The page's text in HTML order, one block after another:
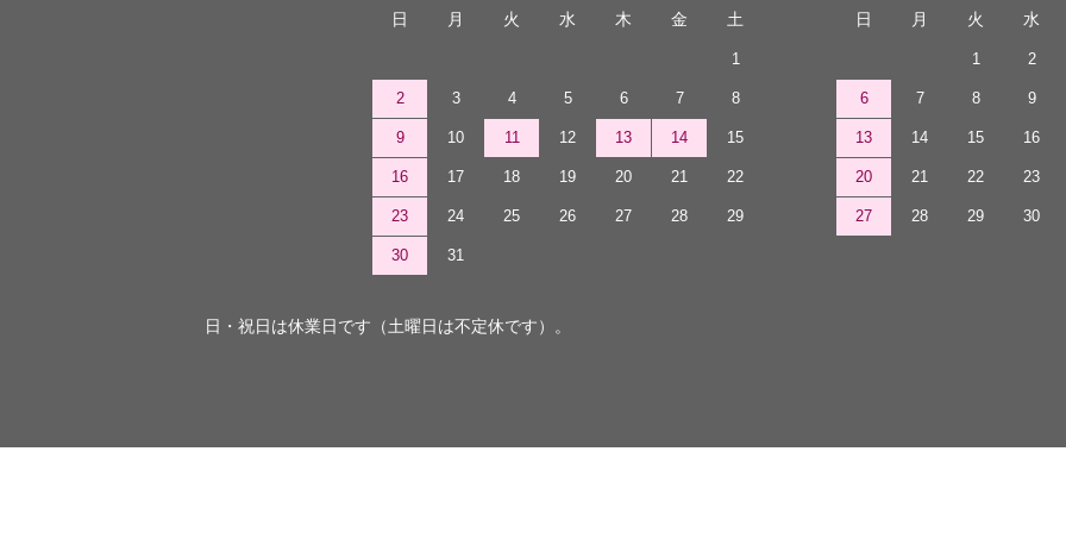
日 月 火 水 木 金 土
1
2 3 4 5 6 7 8
9 10 11 12 13 14 15
16 17 18 19 20 21 22
23 24 25 26 27 28 29
30 31
日 月 火 水
1 2
6 7 8 9
13 14 15 16
20 21 22 23
27 28 29 30
日・祝日は休業日です（土曜日は不定休です）。